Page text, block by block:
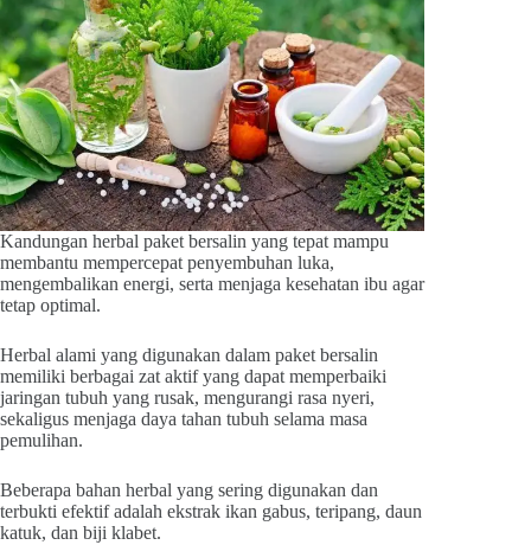
Kandungan herbal paket bersalin yang tepat mampu
membantu mempercepat penyembuhan luka,
mengembalikan energi, serta menjaga kesehatan ibu agar
tetap optimal.
Herbal alami yang digunakan dalam paket bersalin
memiliki berbagai zat aktif yang dapat memperbaiki
jaringan tubuh yang rusak, mengurangi rasa nyeri,
sekaligus menjaga daya tahan tubuh selama masa
pemulihan.
Beberapa bahan herbal yang sering digunakan dan
terbukti efektif adalah ekstrak ikan gabus, teripang, daun
katuk, dan biji klabet.